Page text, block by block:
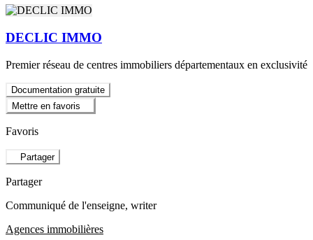
DECLIC IMMO
Premier réseau de centres immobiliers départementaux en exclusivité
Documentation gratuite
Mettre en favoris
Favoris
Partager
Partager
Communiqué de l'enseigne, writer
Agences immobilières